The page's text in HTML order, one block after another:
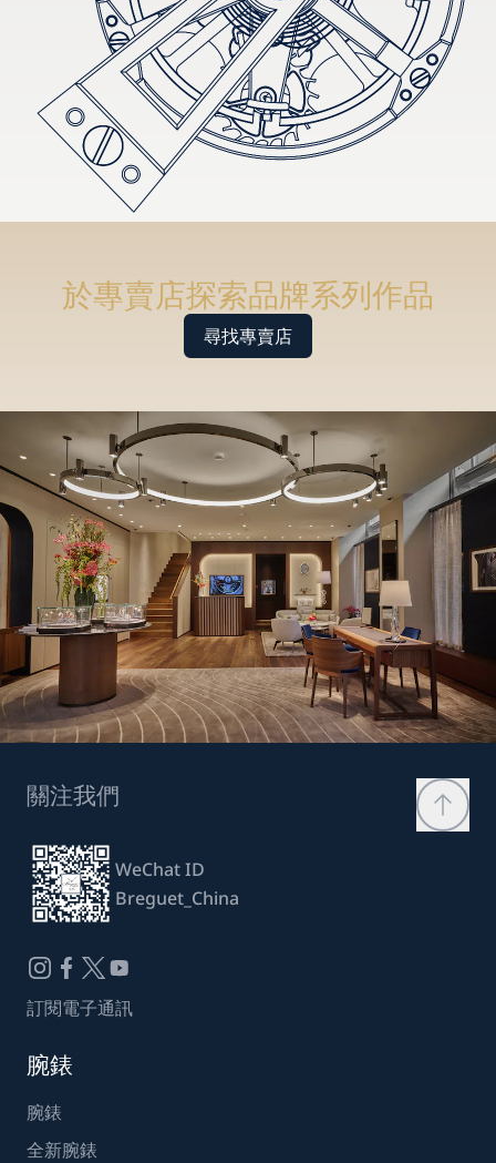
於專賣店探索品牌系列作品
尋找專賣店
關注我們
WeChat ID
Breguet_China
訂閱電子通訊
腕錶
腕錶
全新腕錶